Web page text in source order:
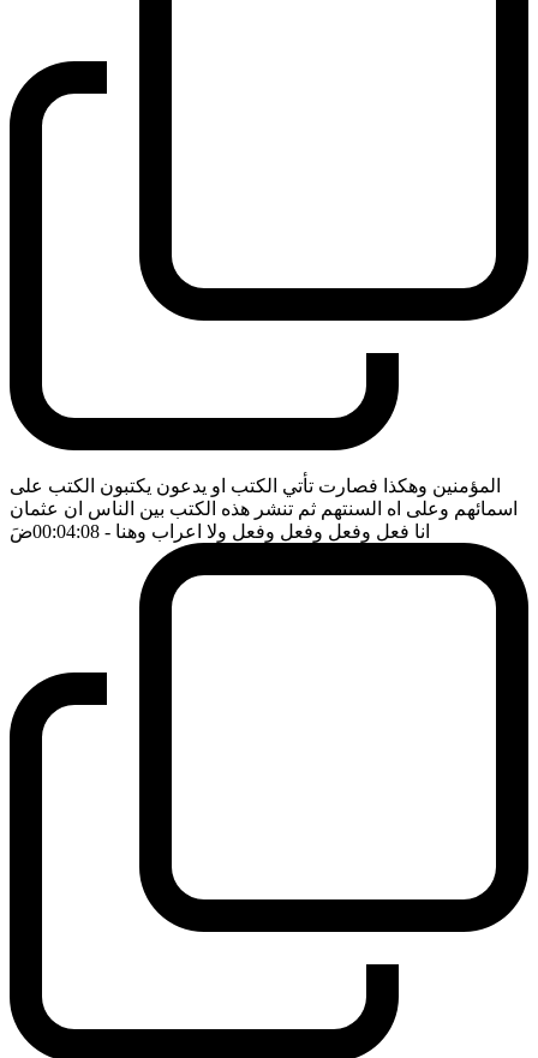
المؤمنين وهكذا فصارت تأتي الكتب او يدعون يكتبون الكتب على
اسمائهم وعلى اه السنتهم ثم تنشر هذه الكتب بين الناس ان عثمان
انا فعل وفعل وفعل وفعل ولا اعراب وهنا - 00:04:08 ضَ